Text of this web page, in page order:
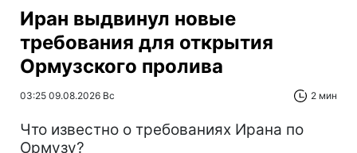
Иран выдвинул новые
требования для открытия
Ормузского пролива
03:25 09.08.2026 Вс 2 мин
Что известно о требованиях Ирана по
Ормузу?